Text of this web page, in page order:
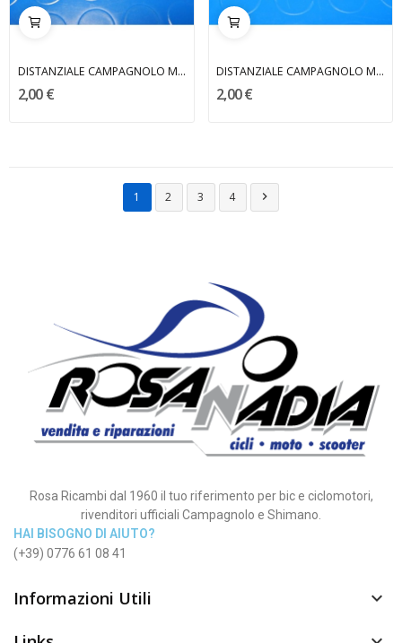
DISTANZIALE CAMPAGNOLO MARCHISIO
2,00 €
DISTANZIALE CAMPAGNOLO MARCHISIO
2,00 €
1 2 3 4 
Rosa Ricambi dal 1960 il tuo riferimento per bic e ciclomotori,
rivenditori ufficiali Campagnolo e Shimano.
HAI BISOGNO DI AIUTO?
(+39) 0776 61 08 41
Informazioni Utili 